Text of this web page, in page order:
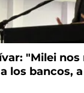
"Milei nos
los bancos,